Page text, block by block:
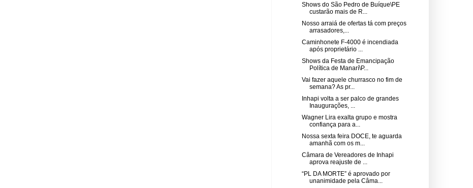
Shows do São Pedro de Buíque\PE
custarão mais de R...
Nosso arraiá de ofertas tá com preços
arrasadores,...
Caminhonete F-4000 é incendiada
após proprietário ...
Shows da Festa de Emancipação
Política de Manarí\P...
Vai fazer aquele churrasco no fim de
semana? As pr...
Inhapi volta a ser palco de grandes
Inaugurações, ...
Wagner Lira exalta grupo e mostra
confiança para a...
Nossa sexta feira DOCE, te aguarda
amanhã com os m...
Câmara de Vereadores de Inhapi
aprova reajuste de ...
“PL DA MORTE” é aprovado por
unanimidade pela Câma...